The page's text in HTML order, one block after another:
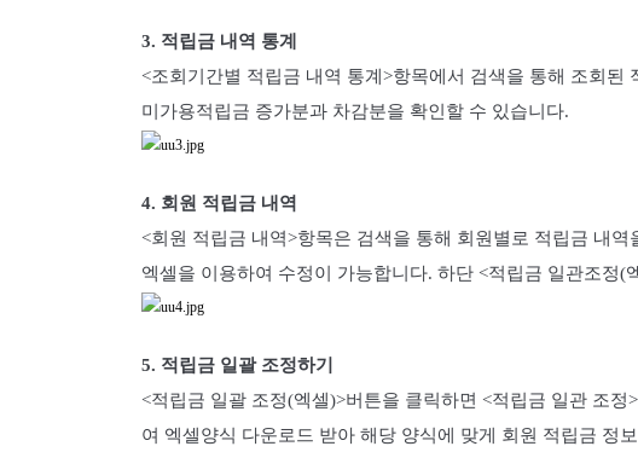
3. 적립금 내역 통계
<조회기간별 적립금 내역 통계>항목에서 검색을 통해 조회
미가용적립금 증가분과 차감분을 확인할 수 있습니다.
4. 회원 적립금 내역
<회원 적립금 내역>항목은 검색을 통해 회원별로 적립금 내
엑셀을 이용하여 수정이 가능합니다. 하단 <적립금 일관조정(
5. 적립금 일괄 조정하기
<적립금 일괄 조정(엑셀)>버튼을 클릭하면 <적립금 일관 조
여 엑셀양식 다운로드 받아 해당 양식에 맞게 회원 적립금 정